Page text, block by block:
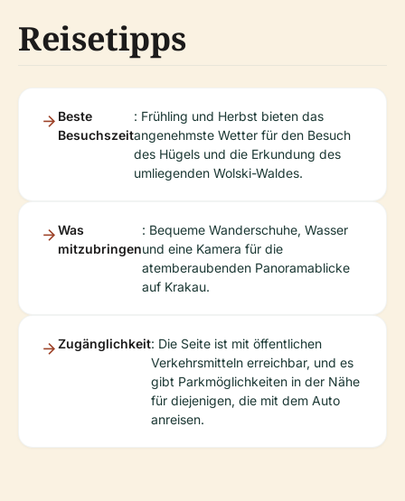
Reisetipps
Beste
Besuchszeit
: Frühling und Herbst bieten das
angenehmste Wetter für den Besuch
des Hügels und die Erkundung des
umliegenden Wolski-Waldes.
Was
mitzubringen
: Bequeme Wanderschuhe, Wasser
und eine Kamera für die
atemberaubenden Panoramablicke
auf Krakau.
Zugänglichkeit: Die Seite ist mit öffentlichen
Verkehrsmitteln erreichbar, und es
gibt Parkmöglichkeiten in der Nähe
für diejenigen, die mit dem Auto
anreisen.